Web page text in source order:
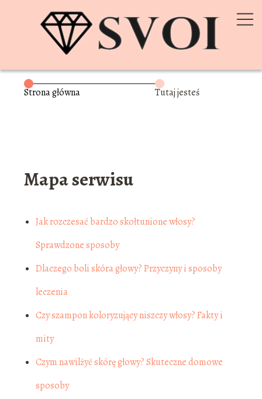
Strona główna Tutaj jesteś
Mapa serwisu
Jak rozczesać bardzo skołtunione włosy?
Sprawdzone sposoby
Dlaczego boli skóra głowy? Przyczyny i sposoby
leczenia
Czy szampon koloryzujący niszczy włosy? Fakty i
mity
Czym nawilżyć skórę głowy? Skuteczne domowe
sposoby